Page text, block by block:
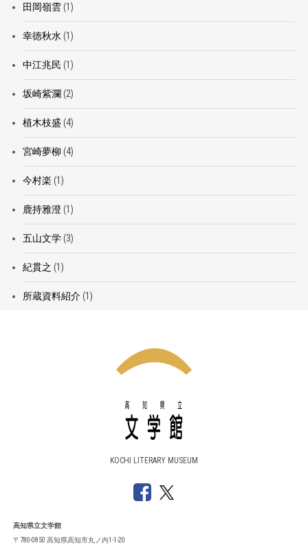
田岡嶺雲(1)
幸徳秋水 (1)
中江兆民 (1)
坂崎紫瀾 (2)
植木枝盛 (4)
宮崎夢柳 (4)
今村楽 (1)
鹿持雅澄(1)
五山文学(3)
紀貫之 (1)
所蔵資料紹介(1)
KOCHI LITERARY MUSEUM
高知県立文学館
〒780-0850 高知県高知市丸ノ内1-1-20